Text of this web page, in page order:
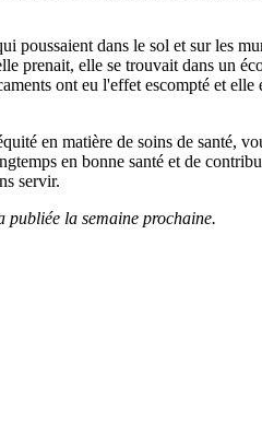
poussaient dans le sol et sur les
prenait, elle se trouvait dans un
ont eu l'effet escompté et elle
en matière de soins de santé,
en bonne santé et de
servir.
publiée la semaine prochaine.